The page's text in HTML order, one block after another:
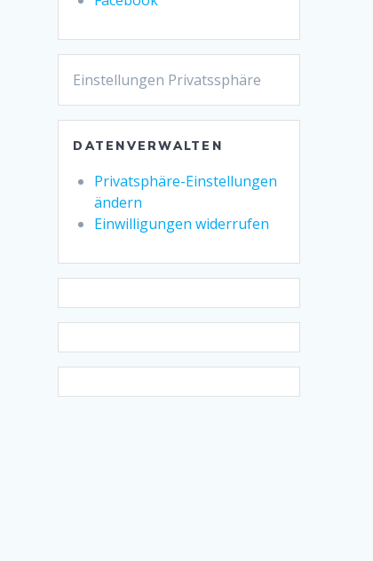
Einstellungen Privatssphäre
DATENVERWALTEN
Privatsphäre-Einstellungen
ändern
Einwilligungen widerrufen